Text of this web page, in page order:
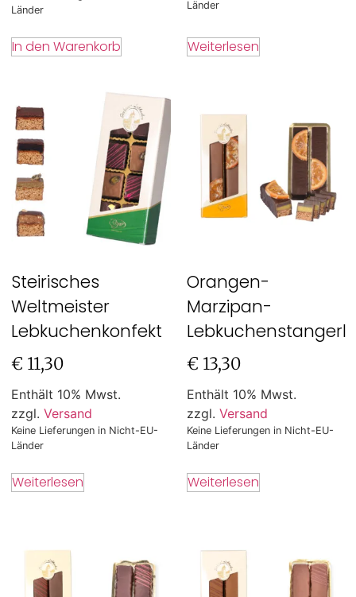
Länder
In den Warenkorb
Länder
Weiterlesen
Steirisches
Weltmeister
Lebkuchenkonfekt
€ 11,30
Enthält 10% Mwst.
zzgl. Versand
Keine Lieferungen in Nicht-EU-
Länder
Weiterlesen
Orangen-
Marzipan-
Lebkuchenstangerl
€ 13,30
Enthält 10% Mwst.
zzgl. Versand
Keine Lieferungen in Nicht-EU-
Länder
Weiterlesen